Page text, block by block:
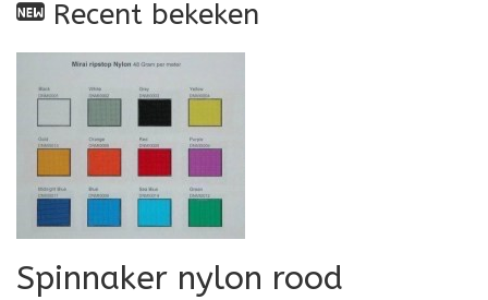
Recent bekeken
Spinnaker nylon rood